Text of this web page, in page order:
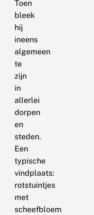
Toen
bleek
hij
ineens
algemeen
te
zijn
in
allerlei
dorpen
en
steden.
Een
typische
vindplaats:
rotstuintjes
met
scheefbloem